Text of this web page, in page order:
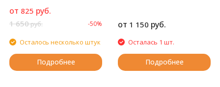
от 825 руб.
1 650руб. -50%
Осталось несколько штук
Подробнее
от 1 150 руб.
Осталась 1 шт.
Подробнее